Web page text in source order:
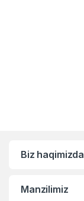
Biz haqimizda
Manzilimiz